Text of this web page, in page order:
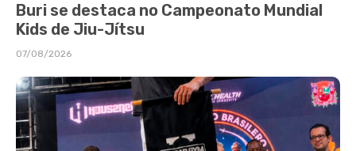
Buri se destaca no Campeonato Mundial
Kids de Jiu-Jítsu
07/08/2026